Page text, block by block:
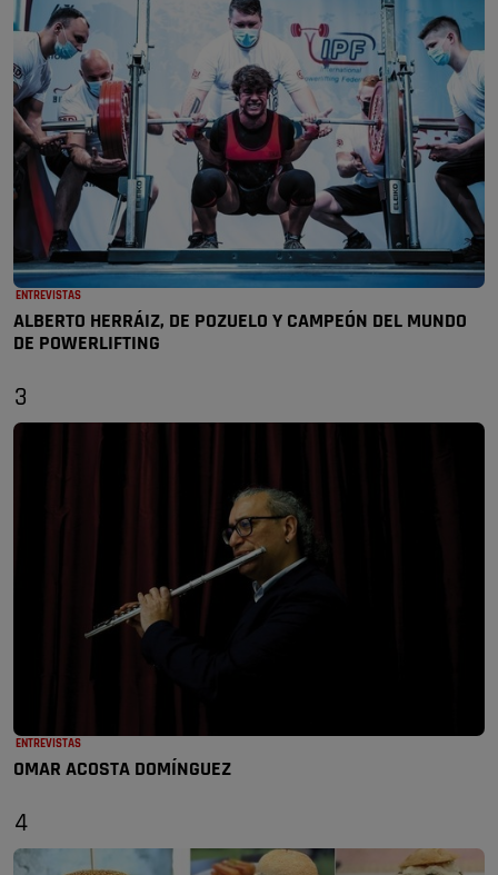
ENTREVISTAS
ALBERTO HERRÁIZ, DE POZUELO Y CAMPEÓN DEL MUNDO
DE POWERLIFTING
3
ENTREVISTAS
OMAR ACOSTA DOMÍNGUEZ
4